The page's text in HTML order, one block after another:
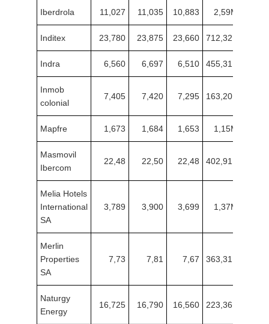
Iberdrola 11,027 11,035 10,883 2,59M
Inditex 23,780 23,875 23,660 712,32K
Indra 6,560 6,697 6,510 455,31K
Inmob
colonial
7,405 7,420 7,295 163,20K
Mapfre 1,673 1,684 1,653 1,15M
Masmovil
Ibercom
22,48 22,50 22,48 402,91K
Melia Hotels
International
SA
3,789 3,900 3,699 1,37M
Merlin
Properties
SA
7,73 7,81 7,67 363,31K
Naturgy
Energy
16,725 16,790 16,560 223,36K